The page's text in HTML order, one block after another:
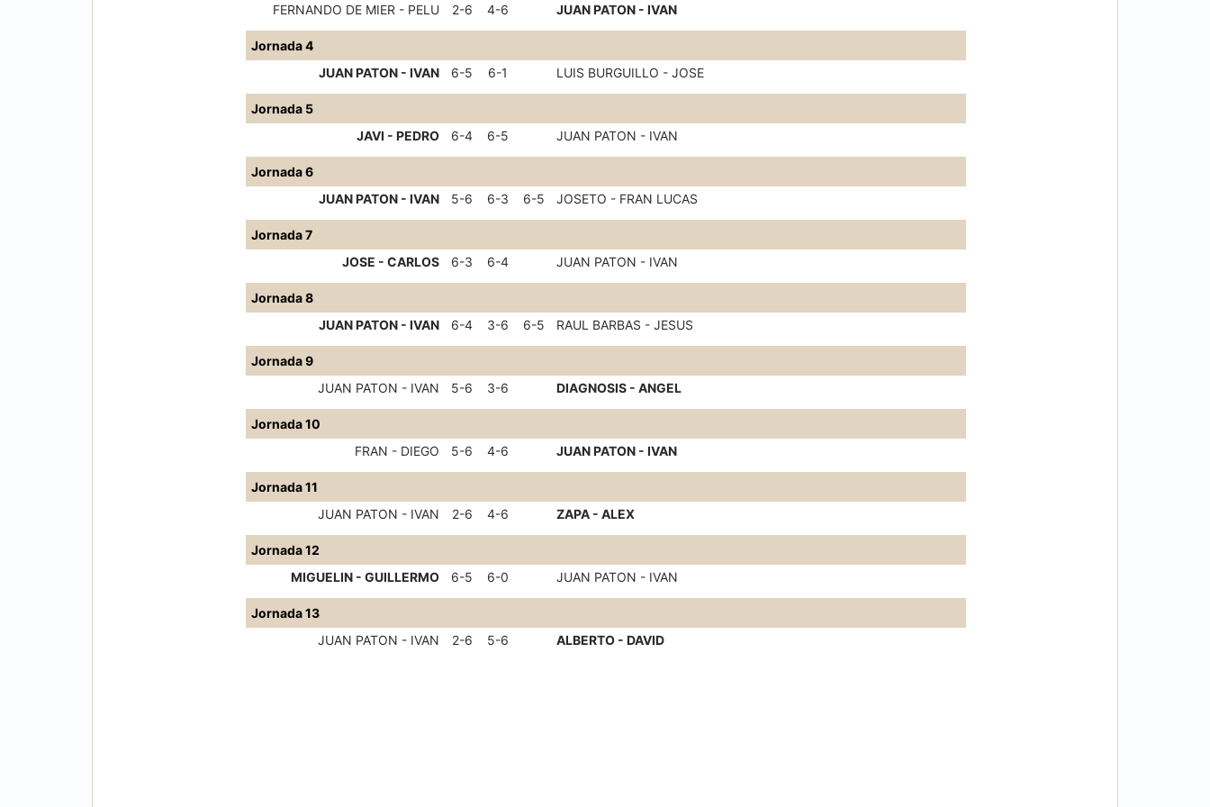
FERNANDO DE MIER - PELU
2-6 4-6 JUAN PATON - IVAN
Jornada 4
JUAN PATON - IVAN
6-5 6-1 LUIS BURGUILLO - JOSE
Jornada 5
JAVI - PEDRO
6-4 6-5 JUAN PATON - IVAN
Jornada 6
JUAN PATON - IVAN
5-6 6-3 6-5 JOSETO - FRAN LUCAS
Jornada 7
JOSE - CARLOS
6-3 6-4 JUAN PATON - IVAN
Jornada 8
JUAN PATON - IVAN
6-4 3-6 6-5 RAUL BARBAS - JESUS
Jornada 9
JUAN PATON - IVAN
5-6 3-6 DIAGNOSIS - ANGEL
Jornada 10
FRAN - DIEGO
5-6 4-6 JUAN PATON - IVAN
Jornada 11
JUAN PATON - IVAN
2-6 4-6 ZAPA - ALEX
Jornada 12
MIGUELIN - GUILLERMO
6-5 6-0 JUAN PATON - IVAN
Jornada 13
JUAN PATON - IVAN
2-6 5-6 ALBERTO - DAVID